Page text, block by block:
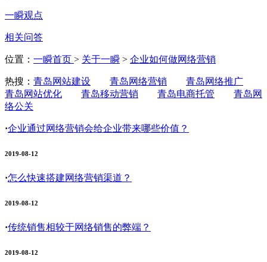
一瞬观点
相关问答
位置： 一瞬首页 > 关于一瞬 > 企业如何做网络营销
热搜： 青岛网站建设 青岛网络营销
青岛网络推广
青岛网站优化
青岛移动营销 青岛电商托管
青岛网
络公关
·企业通过网络营销会给企业带来哪些价值？
2019-08-12
·怎么快速搭建网络营销渠道？
2019-08-12
·传统销售相较于网络销售的弊端？
2019-08-12